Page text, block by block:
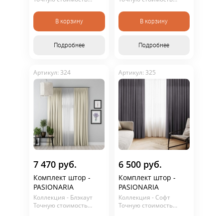
консультанта. Не
является публичной
офертой.
В корзину
Подробнее
консультанта. Не
является публичной
офертой.
В корзину
Подробнее
Артикул: 324
7 470 руб.
Комплект штор -
PASIONARIA
Коллекция - Блэкаут
Точную стоимость
Артикул: 325
6 500 руб.
Комплект штор -
PASIONARIA
Коллекция - Софт
Точную стоимость